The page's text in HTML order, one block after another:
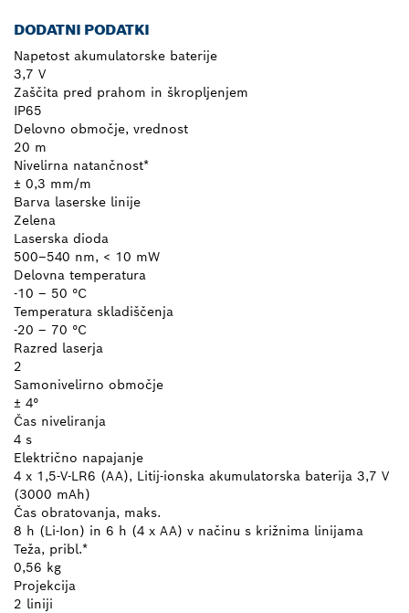
DODATNI PODATKI
Napetost akumulatorske baterije
3,7 V
Zaščita pred prahom in škropljenjem
IP65
Delovno območje, vrednost
20 m
Nivelirna natančnost*
± 0,3 mm/m
Barva laserske linije
Zelena
Laserska dioda
500–540 nm, < 10 mW
Delovna temperatura
-10 – 50 °C
Temperatura skladiščenja
-20 – 70 °C
Razred laserja
2
Samonivelirno območje
± 4°
Čas niveliranja
4 s
Električno napajanje
4 x 1,5-V-LR6 (AA), Litij-ionska akumulatorska baterija 3,7 V
(3000 mAh)
Čas obratovanja, maks.
8 h (Li-Ion) in 6 h (4 x AA) v načinu s križnima linijama
Teža, pribl.*
0,56 kg
Projekcija
2 liniji